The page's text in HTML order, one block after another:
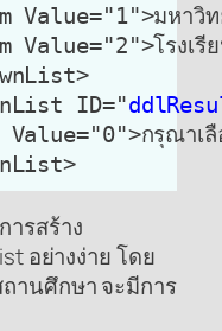
Value="1">มหาวิ
Value="2">โรงเ
ID="
กรุณาเ
ารสร้าง
อย่างง่าย โดย
านศึกษา จะมีการ